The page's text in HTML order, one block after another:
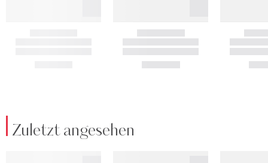
Zuletzt angesehen